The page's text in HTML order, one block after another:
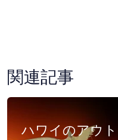
関連記事
ハワイのアウ